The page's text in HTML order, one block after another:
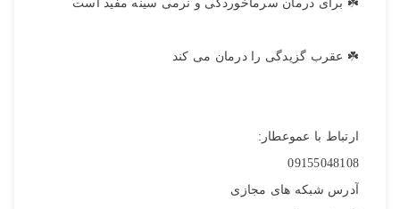
☘️ برای درمان سرماخوردگی و نرمی سینه مفید است
☘️ عقرب گزیدگی را درمان می کند
ارتباط با عموعطار:
09155048108
آدرس شبکه های مجازی